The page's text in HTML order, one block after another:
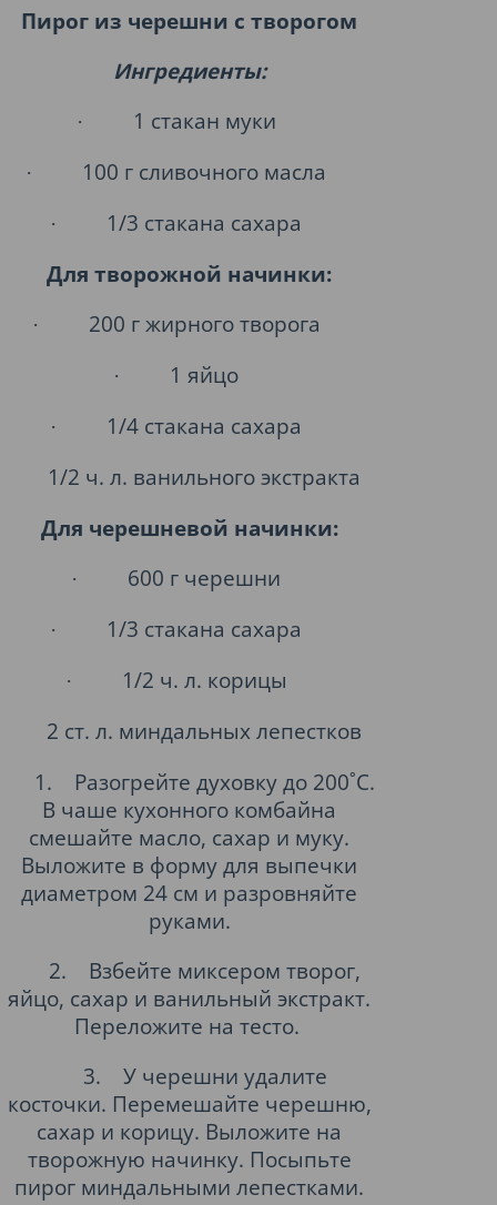
Пирог из черешни с творогом
Ингредиенты:
· 1 стакан муки
· 100 г сливочного масла
·
1/3 стакана сахара
Для творожной начинки:
· 200 г жирного творога
· 1 яйцо
·
1/4 стакана сахара
1/2 ч. л. ванильного экстракта
Для черешневой начинки:
· 600 г черешни
· 1/3 стакана сахара
·
1/2 ч. л. корицы
2 ст. л. миндальных лепестков
1.
Разогрейте духовку до 200˚С.
В чаше кухонного комбайна
смешайте масло, сахар и муку.
Выложите в форму для выпечки
диаметром 24 см и разровняйте
руками.
2.
Взбейте миксером творог,
яйцо, сахар и ванильный экстракт.
Переложите на тесто.
3.
У черешни удалите
косточки. Перемешайте черешню,
сахар и корицу. Выложите на
творожную начинку. Посыпьте
пирог миндальными лепестками.